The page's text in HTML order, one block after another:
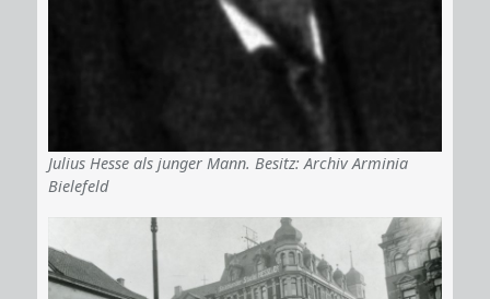
Julius Hesse als junger Mann. Besitz: Archiv Arminia
Bielefeld